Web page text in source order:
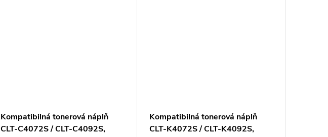
Kompatibilná tonerová náplň
CLT-C4072S / CLT-C4092S,
Kompatibilná tonerová náplň
CLT-K4072S / CLT-K4092S,